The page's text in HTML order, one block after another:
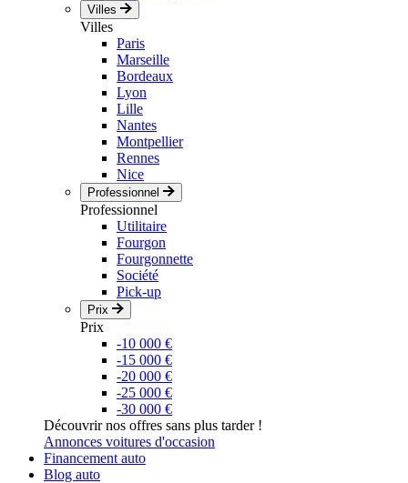
Villes
Villes
Paris
Marseille
Bordeaux
Lyon
Lille
Nantes
Montpellier
Rennes
Nice
Professionnel
Professionnel
Utilitaire
Fourgon
Fourgonnette
Société
Pick-up
Prix
Prix
-10 000 €
-15 000 €
-20 000 €
-25 000 €
-30 000 €
Découvrir nos offres sans plus tarder !
Annonces voitures d'occasion
Financement auto
Blog auto